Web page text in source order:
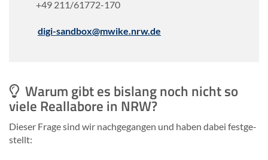
+49 211/61772-​170
digi-​sandbox@mwike.nrw.de
Warum gibt es bis­lang noch nicht so
viele Re­al­la­bo­re in NRW?
Die­ser Frage sind wir nach­ge­gan­gen und haben dabei fest­ge­
stellt: